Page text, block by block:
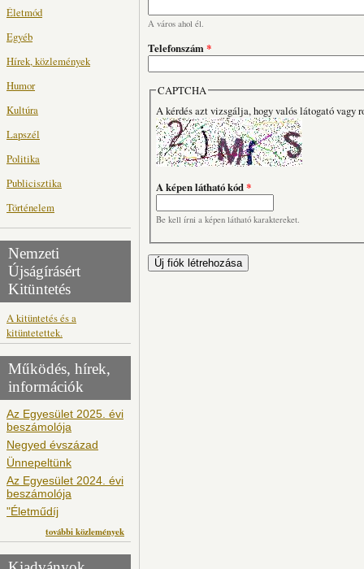
Életmód
Egyéb
Hírek, közlemények
Humor
Kultúra
Lapszél
Politika
Publicisztika
Történelem
Nemzeti
Újságírásért
Kitüntetés
A kitüntetés és a
kitüntetettek.
Működés, hírek,
információk
Az Egyesület 2025. évi
beszámolója
Negyed évszázad
Ünnepeltünk
Az Egyesület 2024. évi
beszámolója
"Életműdíj
további közlemények
A város ahol él.
Telefonszám*
CAPTCHA
A kérdés azt vizsgálja, hogy valós látogató vagy
A képen látható kód*
Be kell írni a képen látható karaktereket.